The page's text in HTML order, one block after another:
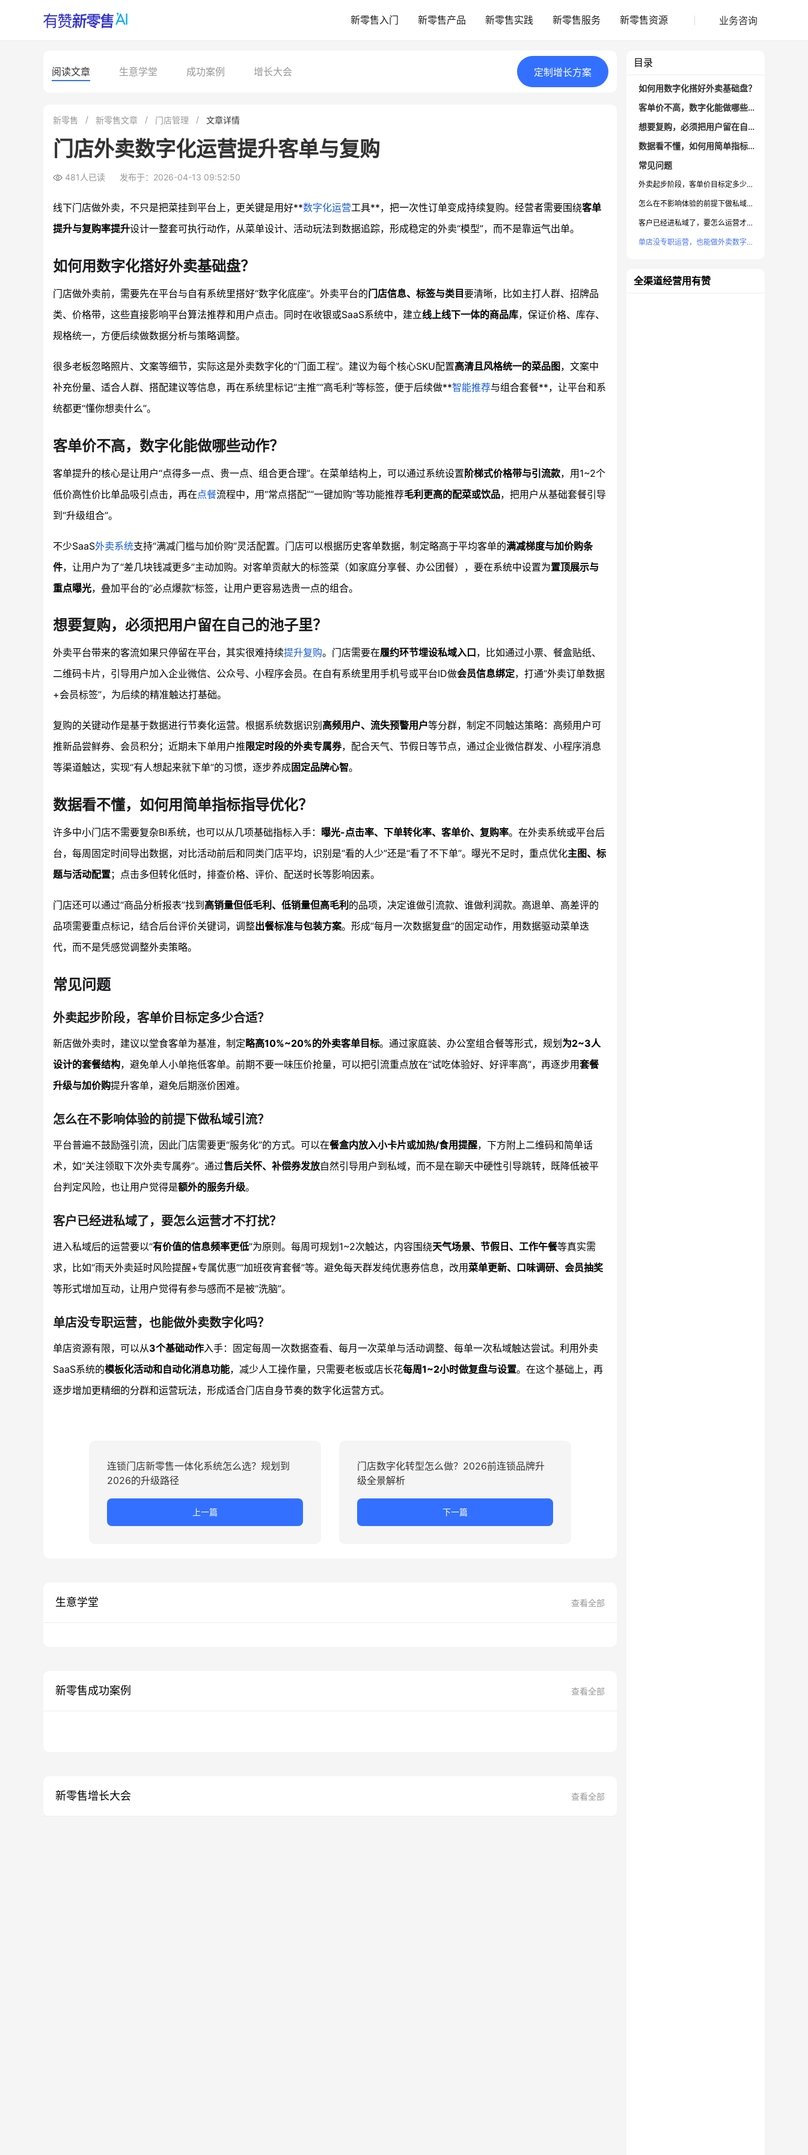
新零售入门 新零售产品 新零售实践 新零售服务 新零售资源 业务咨询
阅读文章 生意学堂 成功案例 增长大会 定制 增长方案
新零售 新零售文章 门店管理 文章详情
门店外卖数字化运营提升客单与复购
481人已读 发布于：2026-04-13 09:52:50
线下门店做外卖，不只是把菜挂到平台上，更关键是用好**数字化运营工具**，把一次性订单变成持续复购。经营者需要围绕客单
提升与复购率提升设计一整套可执行动作，从菜单设计、活动玩法到数据追踪，形成稳定的外卖“模型”，而不是靠运气出单。
如何用数字化搭好外卖基础盘？
门店做外卖前，需要先在平台与自有系统里搭好“数字化底座”。外卖平台的门店信息、标签与类目要清晰，比如主打人群、招牌品
类、价格带，这些直接影响平台算法推荐和用户点击。同时在收银或SaaS系统中，建立线上线下一体的商品库，保证价格、库存、
规格统一，方便后续做数据分析与策略调整。
很多老板忽略照片、文案等细节，实际这是外卖数字化的“门面工程”。建议为每个核心SKU配置高清且风格统一的菜品图，文案中
补充份量、适合人群、搭配建议等信息，再在系统里标记“主推”“高毛利”等标签，便于后续做**智能推荐与组合套餐**，让平台和系
统都更“懂你想卖什么”。
客单价不高，数字化能做哪些动作？
客单提升的核心是让用户“点得多一点、贵一点、组合更合理”。在菜单结构上，可以通过系统设置阶梯式价格带与引流款，用1~2个
低价高性价比单品吸引点击，再在点餐流程中，用“常点搭配”“一键加购”等功能推荐毛利更高的配菜或饮品，把用户从基础套餐引导
到“升级组合”。
不少SaaS外卖系统支持“满减门槛与加价购”灵活配置。门店可以根据历史客单数据，制定略高于平均客单的满减梯度与加价购条
件，让用户为了“差几块钱减更多”主动加购。对客单贡献大的标签菜（如家庭分享餐、办公团餐），要在系统中设置为置顶展示与
重点曝光，叠加平台的“必点爆款”标签，让用户更容易选贵一点的组合。
想要复购，必须把用户留在自己的池子里？
外卖平台带来的客流如果只停留在平台，其实很难持续提升复购。门店需要在履约环节埋设私域入口，比如通过小票、餐盒贴纸、
二维码卡片，引导用户加入企业微信、公众号、小程序会员。在自有系统里用手机号或平台ID做会员信息绑定，打通“外卖订单数据
+会员标签”，为后续的精准触达打基础。
复购的关键动作是基于数据进行节奏化运营。根据系统数据识别 高频用户、流失预警用户等分群，制定不同触达策略：高频用户可
推新品尝鲜券、会员积分；近期未下单用户推 限定时段的外卖专属券，配合天气、节假日等节点，通过企业微信群发、小程序消息
等渠道触达，实现“有人想起来就下单”的习惯，逐步养成固定品牌心智。
数据看不懂，如何用简单指标指导优化？
许多中小门店不需要复杂BI系统，也可以从几项基础指标入手： 曝光-点击率、下单转化率、客单价、复购率。在外卖系统或平台后
台，每周固定时间导出数据，对比活动前后和同类门店平均，识别是“看的人少”还是“看了不下单”。曝光不足时，重点优化主图、标
题与活动配置；点击多但转化低时，排查价格、评价、配送时长等影响因素。
门店还可以通过“商品分析报表”找到 高销量但低毛利、低销量但高毛利 的品项，决定谁做引流款、谁做利润款。高退单、高差评的
品项需要重点标记，结合后台评价关键词，调整出餐标准与包装方案。形成“每月一次数据复盘”的固定动作，用数据驱动菜单迭
代，而不是凭感觉调整外卖策略。
常见问题
外卖起步阶段，客单价目标定多少合适？
新店做外卖时，建议以堂食客单为基准，制定略高10%~20%的外卖客单目标。通过家庭装、办公室组合餐等形式，规划为2~3人
设计的套餐结构，避免单人小单拖低客单。前期不要一味压价抢量，可以把引流重点放在“试吃体验好、好评率高”，再逐步用套餐
升级与加价购提升客单，避免后期涨价困难。
怎么在不影响体验的前提下做私域引流？
平台普遍不鼓励强引流，因此门店需要更“服务化”的方式。可以在餐盒内放入小卡片或加热/食用提醒，下方附上二维码和简单话
术，如“关注领取下次外卖专属券”。通过售后关怀、补偿券发放自然引导用户到私域，而不是在聊天中硬性引导跳转，既降低被平
台判定风险，也让用户觉得是额外的服务升级。
客户已经进私域了，要怎么运营才不打扰？
进入私域后的运营要以“有价值的信息频率更低”为原则。每周可规划1~2次触达，内容围绕天气场景、节假日、工作午餐等真实需
求，比如“雨天外卖延时风险提醒+专属优惠”“加班夜宵套餐”等。避免每天群发纯优惠券信息，改用菜单更新、口味调研、会员抽奖
等形式增加互动，让用户觉得有参与感而不是被“洗脑”。
单店没专职运营，也能做外卖数字化吗？
单店资源有限，可以从3个基础动作入手：固定每周一次数据查看、每月一次菜单与活动调整、每单一次私域触达尝试。利用外卖
SaaS系统的模板化活动和自动化消息功能，减少人工操作量，只需要老板或店长花每周1~2小时做复盘与设置。在这个基础上，再
逐步增加更精细的分群和运营玩法，形成适合门店自身节奏的数字化运营方式。
连锁门店新零售一体化系统怎么选？规划到
2026的升级路径
上一篇
门店数字化转型怎么做？2026前连锁品牌升
级全景解析
下一篇
生意学堂 查看全部
新零售成功案例 查看全部
新零售增长大会 查看全部
目录
如何用数字化搭好外卖基础盘？
客单价不高，数字化能做哪些动作？
想要复购，必须把用户留在自己的池子里？
数据看不懂，如何用简单指标指导优化？
常见问题
外卖起步阶段，客单价目标定多少合适？
怎么在不影响体验的前提下做私域引流？
客户已经进私域了，要怎么运营才不打扰？
单店没专职运营，也能做外卖数字化吗？
全渠道经营用有赞